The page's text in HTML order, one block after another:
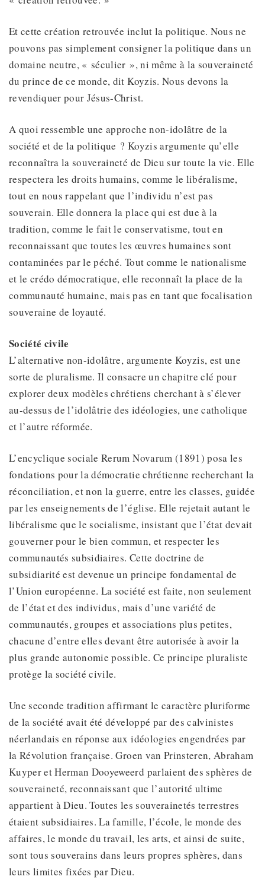
Et cette création retrouvée inclut la politique. Nous ne
pouvons pas simplement consigner la politique dans un
domaine neutre, « séculier », ni même à la souveraineté
du prince de ce monde, dit Koyzis. Nous devons la
revendiquer pour Jésus-Christ.
A quoi ressemble une approche non-idolâtre de la
société et de la politique ? Koyzis argumente qu’elle
reconnaîtra la souveraineté de Dieu sur toute la vie. Elle
respectera les droits humains, comme le libéralisme,
tout en nous rappelant que l’individu n’est pas
souverain. Elle donnera la place qui est due à la
tradition, comme le fait le conservatisme, tout en
reconnaissant que toutes les œuvres humaines sont
contaminées par le péché. Tout comme le nationalisme
et le crédo démocratique, elle reconnaît la place de la
communauté humaine, mais pas en tant que focalisation
souveraine de loyauté.
Société civile
L’alternative non-idolâtre, argumente Koyzis, est une
sorte de pluralisme. Il consacre un chapitre clé pour
explorer deux modèles chrétiens cherchant à s’élever
au-dessus de l’idolâtrie des idéologies, une catholique
et l’autre réformée.
L’encyclique sociale Rerum Novarum (1891) posa les
fondations pour la démocratie chrétienne recherchant la
réconciliation, et non la guerre, entre les classes, guidée
par les enseignements de l’église. Elle rejetait autant le
libéralisme que le socialisme, insistant que l’état devait
gouverner pour le bien commun, et respecter les
communautés subsidiaires. Cette doctrine de
subsidiarité est devenue un principe fondamental de
l’Union européenne. La société est faite, non seulement
de l’état et des individus, mais d’une variété de
communautés, groupes et associations plus petites,
chacune d’entre elles devant être autorisée à avoir la
plus grande autonomie possible. Ce principe pluraliste
protège la société civile.
Une seconde tradition affirmant le caractère pluriforme
de la société avait été développé par des calvinistes
néerlandais en réponse aux idéologies engendrées par
la Révolution française. Groen van Prinsteren, Abraham
Kuyper et Herman Dooyeweerd parlaient des sphères de
souveraineté, reconnaissant que l’autorité ultime
appartient à Dieu. Toutes les souverainetés terrestres
étaient subsidiaires. La famille, l’école, le monde des
affaires, le monde du travail, les arts, et ainsi de suite,
sont tous souverains dans leurs propres sphères, dans
leurs limites fixées par Dieu.